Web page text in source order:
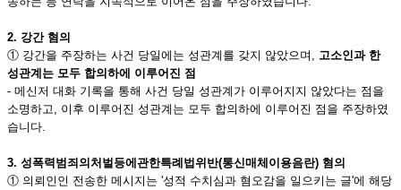
2. 강간 혐의
① 강간을 주장하는 사건 당일에는 성관계를 갖지 않았으며,
고소인과 한
성관계는 모두 합의하에 이루어진 점
- 메신저 대화 기록을 통해 사건 당일 성관계가 이루어지지 않았다는 점을
소명하고, 이후 이루어진 성관계는 모두 합의하에 이루어진 점을 주장하였
습니다.
3. 성폭력범죄의처벌등에관한특례법위반(통신매체이용음란) 혐의
① 의뢰인인 전송한 메시지는 '성적 수치심과 혐오감을 일으키는 글'에 해당